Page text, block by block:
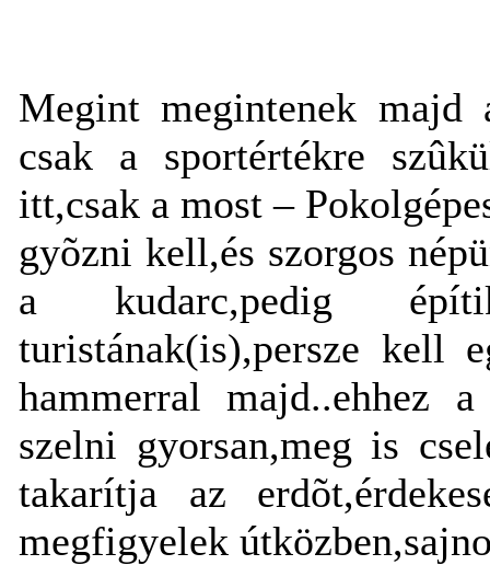
Megint megintenek majd
csak a sportértékre
itt,csak a most –
gyõzni kell,és szorgos
a kudarc,pedig
turistának(is),persze kell
hammerral majd..ehhez
szelni gyorsan,meg is
takarítja az
megfigyelek